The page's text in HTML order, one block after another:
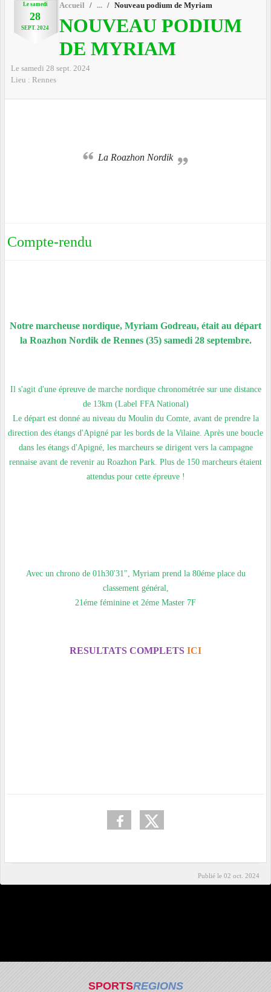
Le samedi
28
SEPT. 2024
Accueil Nouveau podium de Myriam
NOUVEAU PODIUM
DE MYRIAM
Le samedi 28 sept. 2024
Lieu : Rennes
La Roazhon Nordik
Compte-rendu
Notre marcheuse nordique, Myriam Godreau, était au départ
la Roazhon Nordik de Rennes (35) samedi 28 septembre.
Il s'agit d'une épreuve de marche nordique chronométrée sur une distance
de 13km (Label FFA National)
Le départ est donné au niveau du Moulin du Comte, avant de prendre la
direction des étangs d'Apigné par les bords de la Vilaine. Après une boucle
dans les étangs d'Apigné, les marcheurs se dirigent vers la campagne
rennaise avant de revenir au Roazhon Park. Plus de 150 marcheurs étaient
attendus pour cette épreuve !
Avec un chrono de 01h30'31", Myriam prend la 80éme place du
classement général,
21éme féminine et 2éme Master 7F
RESULTATS COMPLETS ICI
Publié le 02 oct. 2024
SPORTSREGIONS